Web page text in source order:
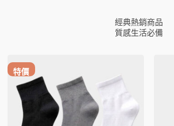
經典熱銷商品
質感生活必備
特價